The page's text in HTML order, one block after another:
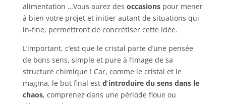
alimentation …Vous aurez des occasionspour mener
à bien votre projet et initier autant de situations qui
in-fine, permettront de concrétiser cette idée.
L’important, c’est que le cristal parte d’une pensée
de bons sens, simple et pure à l’image de sa
structure chimique ! Car, comme le cristal et le
magma, le but final est d’introduire du sens dans le
chaos, comprenez dans une période floue ou